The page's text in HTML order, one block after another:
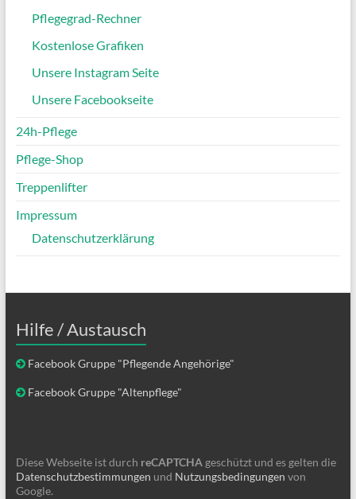
Pflegegrad-Rechner
Kostenlose Grafiken
Unsere Instagram Seite
Unsere Facebookseite
24h-Pflege
Pflege-Shop
Treppenlifter
Impressum
Datenschutzerklärung
Hilfe / Austausch
Facebook Gruppe "Pflegende Angehörige"
Facebook Gruppe "Altenpflege"
Diese Webseite ist durch reCAPTCHAgeschützt und es gelten die
Datenschutzbestimmungen und Nutzungsbedingungen von
Google.